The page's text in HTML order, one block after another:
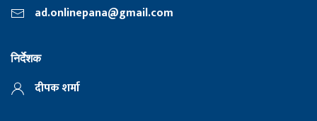
ad.onlinepana@gmail.com
निर्देशक
दीपक शर्मा